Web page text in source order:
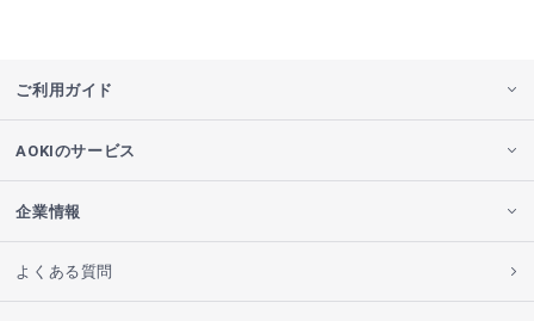
ご利用ガイド
AOKIのサービス
企業情報
よくある質問